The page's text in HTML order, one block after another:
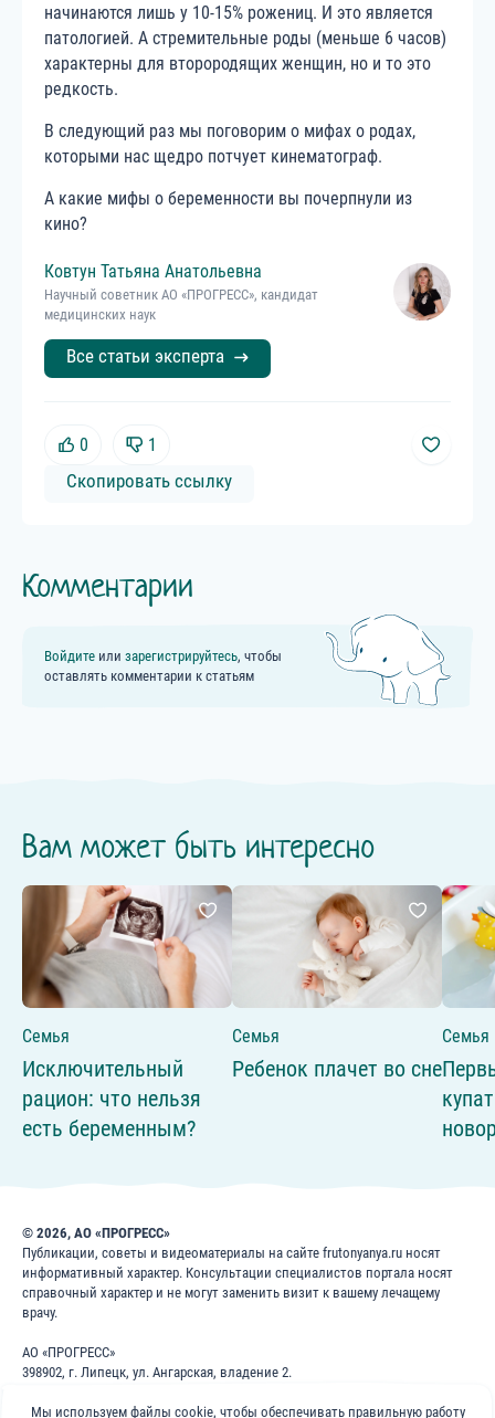
начинаются лишь у 10-15% рожениц. И это является
патологией. А стремительные роды (меньше 6 часов)
характерны для второродящих женщин, но и то это
редкость.
В следующий раз мы поговорим о мифах о родах,
которыми нас щедро потчует кинематограф.
А какие мифы о беременности вы почерпнули из
кино?
Ковтун Татьяна Анатольевна
Научный советник АО «ПРОГРЕСС», кандидат
медицинских наук
Все статьи эксперта
0 1
Скопировать ссылку
Комментарии
Войдите или зарегистрируйтесь, чтобы
оставлять комментарии к статьям
Вам может быть интересно
Семья
Исключительный
рацион: что нельзя
есть беременным?
Семья
Ребенок плачет во сне
Семья
© 2026, АО «ПРОГРЕСС»
Публикации, советы и видеоматериалы на сайте frutonyanya.ru носят
информативный характер. Консультации специалистов портала носят
справочный характер и не могут заменить визит к вашему лечащему
врачу.
АО «ПРОГРЕСС»
398902, г. Липецк, ул. Ангарская, владение 2.
ОГРН: 1024840823996
Мы используем файлы cookie, чтобы обеспечивать правильную работу